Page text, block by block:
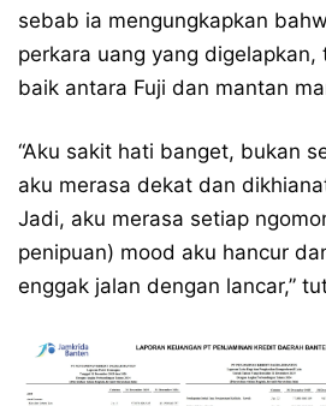
sebab ia mengungkapkan
perkara uang yang digelapkan,
baik antara Fuji dan mantan
“Aku sakit hati banget, bukan
aku merasa dekat dan
Jadi, aku merasa setiap
penipuan) mood aku hancur
enggak jalan dengan lancar,”